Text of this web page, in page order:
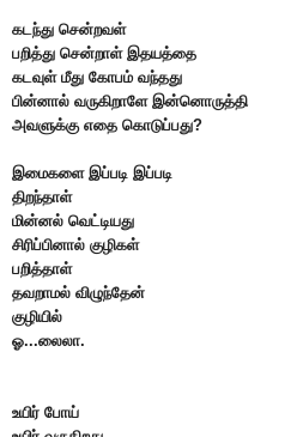
கடந்து சென்றவள்
பறித்து சென்றாள் இதயத்தை
கடவுள் மீது கோபம் வந்தது
பின்னால் வருகிறாளே இன்னொருத்தி
அவளுக்கு எதை கொடுப்பது?
இமைகளை இப்படி இப்படி
திறந்தாள்
மின்னல் வெட்டியது
சிரிப்பினால் குழிகள்
பறித்தாள்
தவறாமல் விழுந்தேன்
குழியில்
ஓ...லைலா.
உயிர் போய்